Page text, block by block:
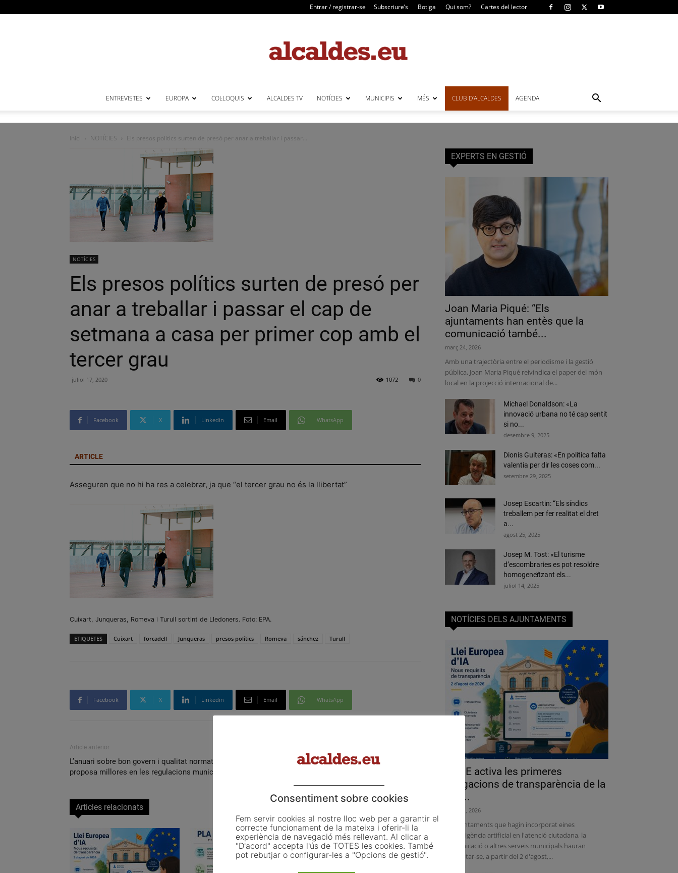
Entrar / registrar-se Subscriure’s Botiga Qui som? Cartes del lector
ENTREVISTES EUROPA COL·LOQUIS ALCALDES TV NOTÍCIES MUNICIPIS MÉS CLUB D’ALCALDES AGENDA
Inici NOTÍCIES Els presos polítics surten de presó per anar a treballar i passar...
NOTÍCIES
Els presos polítics surten de presó per
anar a treballar i passar el cap de
setmana a casa per primer cop amb el
tercer grau
juliol 17, 2020 0
1072
Facebook X Linkedin Email WhatsApp
ARTICLE
Asseguren que no hi ha res a celebrar, ja que “el tercer grau no és la llibertat”
Cuixart, Junqueras, Romeva i Turull sortint de Lledoners. Foto: EPA.
ETIQUETES Cuixart forcadell Junqueras presos polítics Romeva sánchez Turull
Facebook X Linkedin Email WhatsApp
Article anterior
L’anuari sobre bon govern i qualitat normativa
proposa millores en les regulacions municipals
El nombre de pacients crítics a Lleida es dobla
Articles relacionats
EXPERTS EN GESTIÓ
Joan Maria Piqué: “Els
ajuntaments han entès que la
comunicació també...
març 24, 2026
Amb una trajectòria entre el periodisme i la gestió
pública, Joan Maria Piqué reivindica el paper del món
local en la projecció internacional de...
Michael Donaldson: «La
innovació urbana no té cap sentit
si no...
desembre 9, 2025
Dionís Guiteras: «En política falta
valentia per dir les coses com...
setembre 29, 2025
Josep Escartin: “Els síndics
treballem per fer realitat el dret
a...
agost 25, 2025
Josep M. Tost: «El turisme
d’escombraries es pot resoldre
homogeneïtzant els...
juliol 14, 2025
NOTÍCIES DELS AJUNTAMENTS
La UE activa les primeres
obligacions de transparència de la
Llei...
juliol 31, 2026
Els ajuntaments que hagin incorporat eines
d'intel·ligència artificial en l'atenció ciutadana, la
comunicació o altres serveis municipals hauran
d'adaptar-se, a partir del 2 d'agost,...
Consentiment sobre cookies
Fem servir cookies al nostre lloc web per a garantir el
correcte funcionament de la mateixa i oferir-li la
experiència de navegació més rellevant. Al clicar a
"D'acord" accepta l'ús de TOTES les cookies. També
pot rebutjar o configurar-les a "Opcions de gestió".